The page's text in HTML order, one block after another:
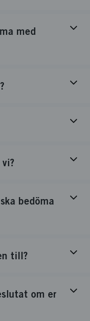
med
bedöma
till?
om er